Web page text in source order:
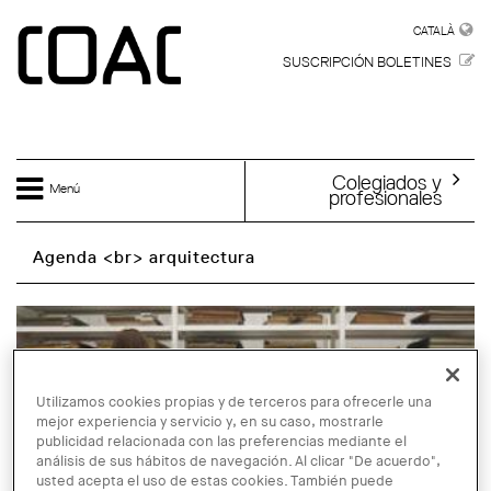
CATALÀ
SUSCRIPCIÓN BOLETINES
Menú Colegiados y
profesionales
Agenda <br> arquitectura
Utilizamos cookies propias y de terceros para ofrecerle una
mejor experiencia y servicio y, en su caso, mostrarle
publicidad relacionada con las preferencias mediante el
análisis de sus hábitos de navegación. Al clicar "De acuerdo",
usted acepta el uso de estas cookies. También puede